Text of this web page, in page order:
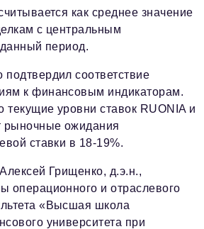
как среднее значение
с центральным
период.
соответствие
к финансовым индикаторам.
текущие уровни ставок RUONIA и
рыночные ожидания
ставки в 18-19%.
Грищенко, д.э.н.,
операционного и отраслевого
«Высшая школа
университета при